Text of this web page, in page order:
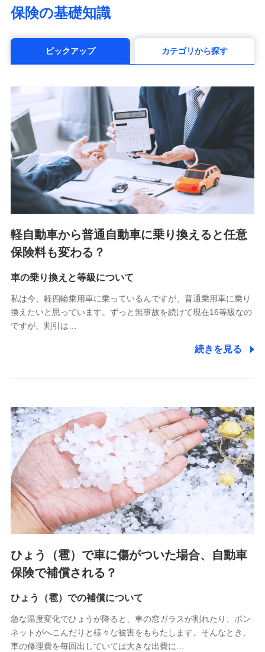
マニュライフ生命保険株式会社
（https://www.manulife.co.jp/）
（https://www.msa-life.co.jp/）
メットライフ生命株式会社(https://www.metlife.co.jp/)
■少額短期保険
株式会社アシロ少額短期保険 (https://kailash.co.jp/)
SBIいきいき少額短期保険会社 (https://www.i-
sedai.com/)
SBIペット少額短期保険株式会社 (https://www.sbipet-
ssi.co.jp/)
SBIリスタ少額短期保険会社
(https://www.jishin.co.jp/)
スマートプラス少額短期保険株式会社
チューリッヒ少額短期保険株式会社
(https://www.zurichssi.co.jp/)
(https://www.tokiomarine-x.co.jp/)
(https://pshoken.co.jp/)
リトルファミリー少額短期保険株式会社
(https://www.littlefamily-ssi.com/)
郵便、電話、およびＥメール等により、当社と取引のあるも
た維持管理等の委託業務遂行のため、またそれらに付帯、関
連する当社および提携会社のサービスを案内、提供するため
（なお、当社は複数の保険会社と取引があり、取得した個人
情報を取引のある他の保険会社の商品・サービスをご提案す
るために利用させていただくことがあります。）
上記に係る連絡・手続き・管理等付帯業務を行うため
3.セミナー募集サイトから取得した個人情報
各種セミナーの案内、開催のため
上記に係る連絡・手続き・管理等付帯業務を行うため
4.家族・友達紹介にて取得した個人情報
被紹介者への連絡、及び当社と取引のあるもしくは委託を受
けている保険会社・提携会社の保険その他に関する情報を提
供し、金融商品等の契約を勧奨するため
アンケートやキャンペーン等の実施のため
上記に係る連絡・手続き・管理等付帯業務を行うため
5.通話録音にて取得する情報
保険の基礎知識
ピックアップ カテゴリから探す
軽自動車から普通自動車に乗り換えると任意
保険料も変わる？
車の乗り換えと等級について
私は今、軽四輪乗用車に乗っているんですが、普通乗用車に乗り
換えたいと思っています。ずっと無事故を続けて現在16等級なの
ですが、割引は…
続きを見る
ひょう（雹）で車に傷がついた場合、自動車
保険で補償される？
ひょう（雹）での補償について
急な温度変化でひょうが降ると、車の窓ガラスが割れたり、ボン
ネットがへこんだりと様々な被害をもらたします。そんなとき、
車の修理費を毎回出していては大きな出費に…